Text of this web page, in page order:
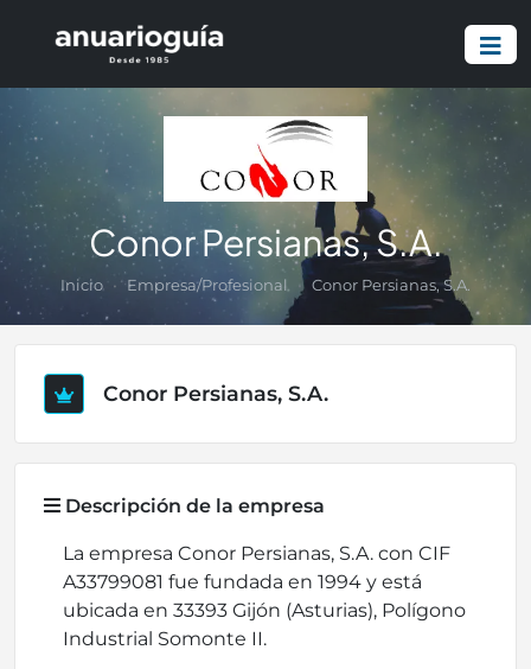
Conor Persianas, S.A.
Inicio Empresa/Profesional Conor Persianas, S.A.
Conor Persianas, S.A.
Descripción de la empresa
La empresa Conor Persianas, S.A. con CIF
A33799081 fue fundada en 1994 y está
ubicada en 33393 Gijón (Asturias), Polígono
Industrial Somonte II.